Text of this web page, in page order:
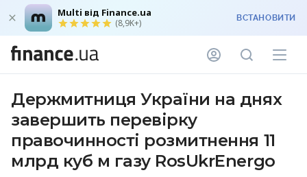
Multi від Finance.ua
(8,9K+) ВСТАНОВИТИ
Держмитниця України на днях
завершить перевірку
правочинності розмитнення 11
млрд куб м газу RosUkrEnergo